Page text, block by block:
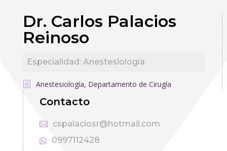
Dr. Carlos Palacios
Reinoso
Especialidad: Anestesiología
Anestesiología, Departamento de Cirugía
Contacto
cspalaciosr@hotmail.com
0997112428